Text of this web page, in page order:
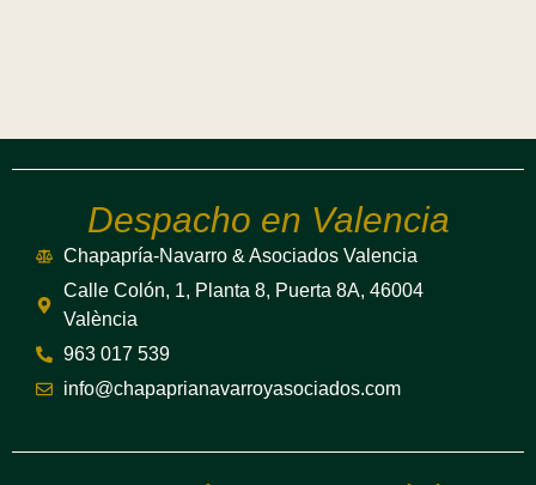
Despacho en Valencia
Chapapría-Navarro & Asociados Valencia
Calle Colón, 1, Planta 8, Puerta 8A, 46004
València
963 017 539
info@chapaprianavarroyasociados.com